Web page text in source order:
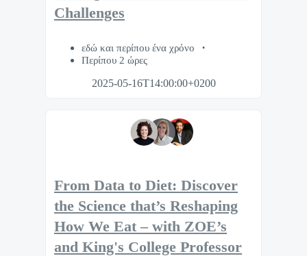
Challenges
εδώ και περίπου ένα χρόνο
Περίπου 2 ώρες
2025-05-16T14:00:00+0200
From Data to Diet: Discover
the Science that’s Reshaping
How We Eat – with ZOE’s
and King's College Professor